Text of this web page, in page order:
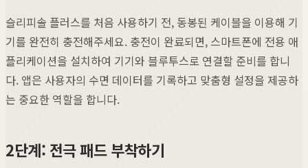
슬리피솔 플러스를 처음 사용하기 전, 동봉된 케이블을 이용해 기
기를 완전히 충전해주세요. 충전이 완료되면, 스마트폰에 전용 애
플리케이션을 설치하여 기기와 블루투스로 연결할 준비를 합니
다. 앱은 사용자의 수면 데이터를 기록하고 맞춤형 설정을 제공하
는 중요한 역할을 합니다.
2단계: 전극 패드 부착하기